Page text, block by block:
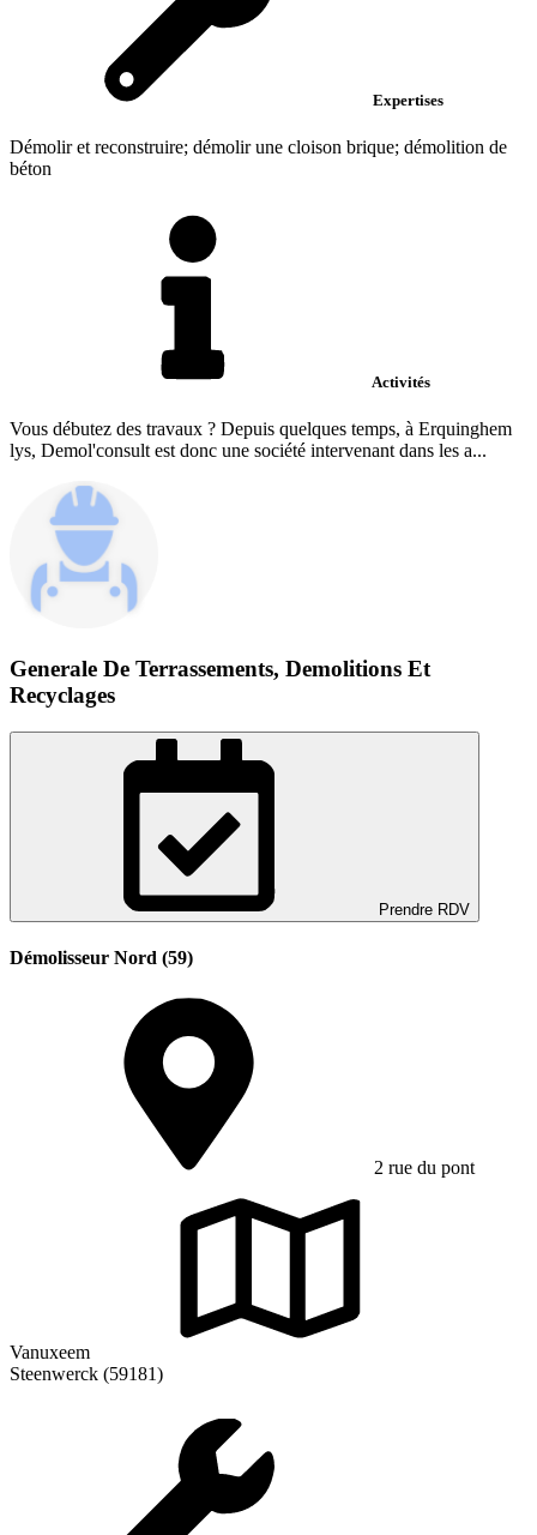
Expertises
Démolir et reconstruire; démolir une cloison brique; démolition de
béton
Activités
Vous débutez des travaux ? Depuis quelques temps, à Erquinghem
lys, Demol'consult est donc une société intervenant dans les a...
Generale De Terrassements, Demolitions Et
Recyclages
Prendre RDV
Démolisseur Nord (59)
2 rue du pont
Vanuxeem
Steenwerck (59181)